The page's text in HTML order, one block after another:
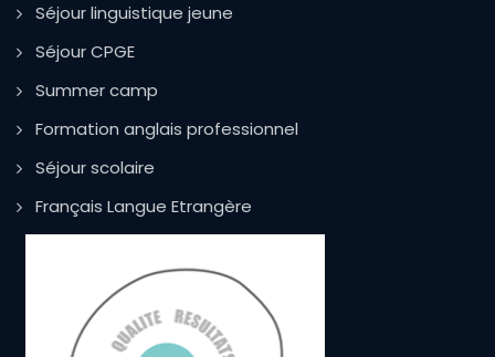
Séjour linguistique jeune
Séjour CPGE
Summer camp
Formation anglais professionnel
Séjour scolaire
Français Langue Etrangère